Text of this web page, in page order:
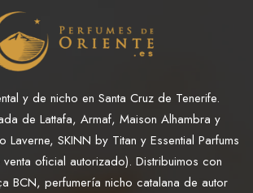
y de nicho en Santa Cruz de Tenerife.
de Lattafa, Armaf, Maison Alhambra y
Laverne, SKINN by Titan y Essential Parfums
oficial autorizado). Distribuimos con
BCN, perfumería nicho catalana de autor